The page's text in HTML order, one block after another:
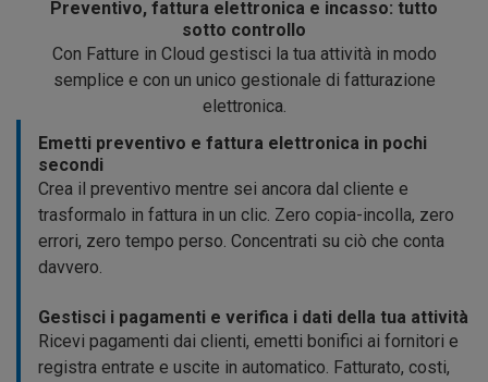
Preventivo, fattura elettronica e incasso: tutto
sotto controllo
Con Fatture in Cloud gestisci la tua attività in modo
semplice e con un unico gestionale di fatturazione
elettronica.
Emetti preventivo e fattura elettronica in pochi
secondi
Crea il preventivo mentre sei ancora dal cliente e
trasformalo in fattura in un clic. Zero copia-incolla, zero
errori, zero tempo perso. Concentrati su ciò che conta
davvero.
Gestisci i pagamenti e verifica i dati della tua attività
Ricevi pagamenti dai clienti, emetti bonifici ai fornitori e
registra entrate e uscite in automatico. Fatturato, costi,